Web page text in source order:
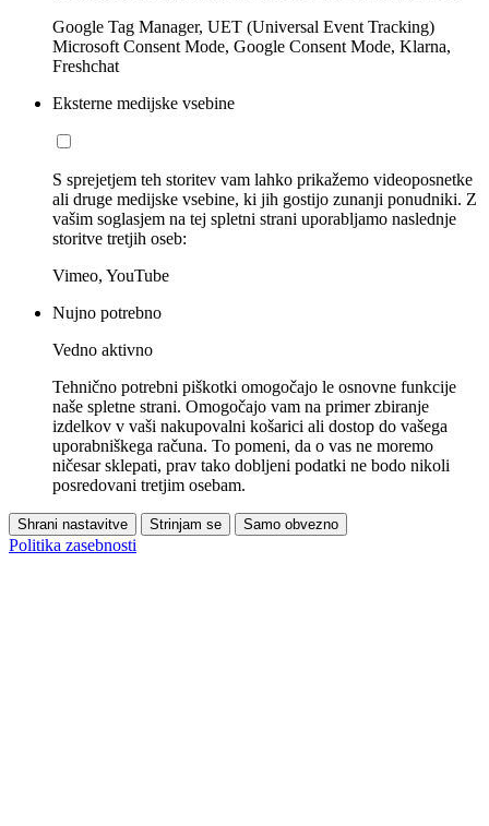
Google Tag Manager, UET (Universal Event Tracking)
Microsoft Consent Mode, Google Consent Mode, Klarna,
Freshchat
Eksterne medijske vsebine
S sprejetjem teh storitev vam lahko prikažemo videoposnetke
ali druge medijske vsebine, ki jih gostijo zunanji ponudniki. Z
vašim soglasjem na tej spletni strani uporabljamo naslednje
storitve tretjih oseb:
Vimeo, YouTube
Nujno potrebno
Vedno aktivno
Tehnično potrebni piškotki omogočajo le osnovne funkcije
naše spletne strani. Omogočajo vam na primer zbiranje
izdelkov v vaši nakupovalni košarici ali dostop do vašega
uporabniškega računa. To pomeni, da o vas ne moremo
ničesar sklepati, prav tako dobljeni podatki ne bodo nikoli
posredovani tretjim osebam.
Shrani nastavitve Strinjam se Samo obvezno
Politika zasebnosti